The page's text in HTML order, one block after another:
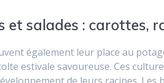
et salades : carottes,
également leur place au
estivale savoureuse. Ces